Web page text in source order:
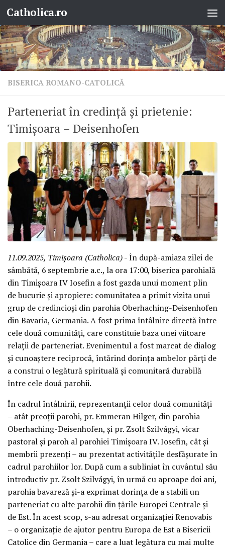
Skip to content
Catholica.ro
BISERICA ROMANO-CATOLICĂ
Parteneriat în credință și prietenie:
Timișoara – Deisenhofen
11.09.2025, Timișoara (Catholica)- În după-amiaza zilei de
sâmbătă, 6 septembrie a.c., la ora 17:00, biserica parohială
din Timișoara IV Iosefin a fost gazda unui moment plin
de bucurie și apropiere: comunitatea a primit vizita unui
grup de credincioși din parohia Oberhaching-Deisenhofen
din Bavaria, Germania. A fost prima întâlnire directă între
cele două comunități, care constituie baza unei viitoare
relații de parteneriat. Evenimentul a fost marcat de dialog
și cunoaștere reciprocă, întărind dorința ambelor părți de
a construi o legătură spirituală și comunitară durabilă
între cele două parohii.
În cadrul întâlnirii, reprezentanții celor două comunități
– atât preoții parohi, pr. Emmeran Hilger, din parohia
Oberhaching-Deisenhofen, și pr. Zsolt Szilvágyi, vicar
pastoral și paroh al parohiei Timișoara IV. Iosefin, cât și
membrii prezenți – au prezentat activitățile desfășurate în
cadrul parohiilor lor. După cum a subliniat în cuvântul său
introductiv pr. Zsolt Szilvágyi, în urmă cu aproape doi ani,
parohia bavareză și-a exprimat dorința de a stabili un
parteneriat cu alte parohii din țările Europei Centrale și
de Est. În acest scop, s-au adresat organizației Renovabis
– o organizație de ajutor pentru Europa de Est a Bisericii
Catolice din Germania – care a luat legătura cu mai multe